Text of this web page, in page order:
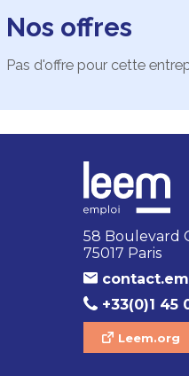
Nos offres
Pas d'offre pour cette
58 Boulevard
75017 Paris
+33(0)1 45
Leem.org